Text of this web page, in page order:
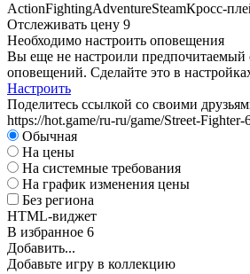
ActionFightingAdventureSteamКросс-
Отслеживать цену 9
Необходимо настроить оповещения
Вы еще не настроили предпочитаемый
оповещений. Сделайте это в
Настроить
Поделитесь ссылкой со своими
https://hot.game/ru-ru/game/Street-
Обычная
На цены
На системные требования
На график изменения цены
Без региона
HTML-виджет
В избранное 6
Добавить...
Добавьте игру в коллекцию